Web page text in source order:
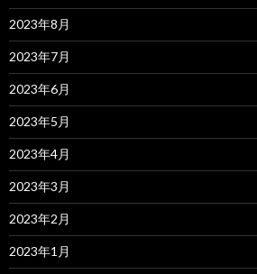
2023年8月
2023年7月
2023年6月
2023年5月
2023年4月
2023年3月
2023年2月
2023年1月